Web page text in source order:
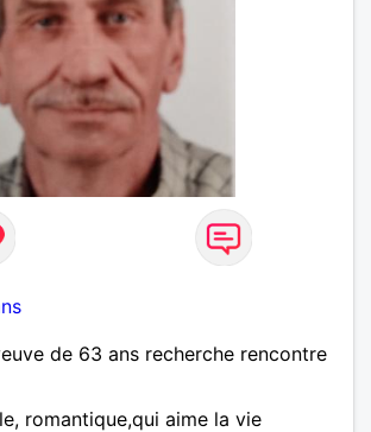
de 63 ans recherche rencontre
romantique,qui aime la vie